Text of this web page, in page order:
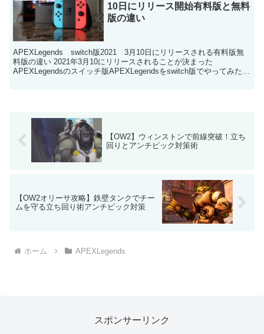
10日にリリース開始有料版と無料
版の違い
APEXLegends switch版2021 3月10日にリリースされる有料版無
料版の違い 2021年3月10にリリースされることが決まった
APEXLegendsのスイッチ版APEXLegendsをswitch版でやってみたい
【OW2】ウィンストンで前線突破！立ち
回りとアンチピック対策術
【OW2オリーサ攻略】鉄壁タンクでチー
ムを守る立ち回り術アンチピック対策
ホーム APEXLegends
スポンサーリンク